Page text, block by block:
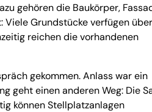
gehören die Baukörper,
Viele Grundstücke verfügen über
reichen die vorhandenen
gekommen. Anlass war ein
geht einen anderen Weg: Die
können Stellplatzanlagen